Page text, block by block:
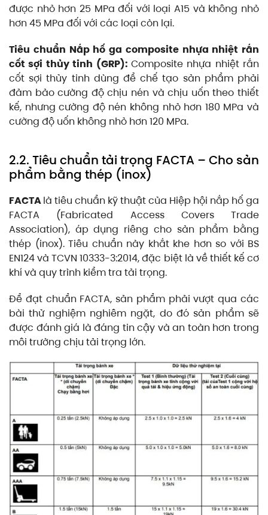
được nhỏ hơn 25 MPa đối với loại A15 và không nhỏ
hơn 45 MPa đối với các loại còn lại.
Tiêu chuẩn Nắp hố ga composite nhựa nhiệt rắn
cốt sợi thủy tinh (GRP): Composite nhựa nhiệt rắn
cốt sợi thủy tinh dùng để chế tạo sản phẩm phải
đảm bảo cường độ chịu nén và chịu uốn theo thiết
kế, nhưng cường độ nén không nhỏ hơn 180 MPa và
cường độ uốn không nhỏ hơn 120 MPa.
2.2. Tiêu chuẩn tải trọng FACTA – Cho sản
phẩm bằng thép (inox)
FACTAlà tiêu chuẩn kỹ thuật của Hiệp hội nắp hố ga
FACTA (Fabricated Access Covers Trade
Association), áp dụng riêng cho sản phẩm bằng
thép (inox). Tiêu chuẩn này khắt khe hơn so với BS
EN124 và TCVN 10333-3:2014, đặc biệt là về thiết kế cơ
khí và quy trình kiểm tra tải trọng.
Để đạt chuẩn FACTA, sản phẩm phải vượt qua các
bài thử nghiệm nghiêm ngặt, do đó sản phẩm sẽ
được đánh giá là đáng tin cậy và an toàn hơn trong
môi trường chịu tải trọng lớn.